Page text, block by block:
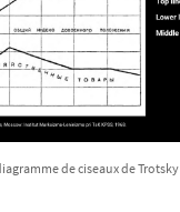
de ciseaux de Trotsky